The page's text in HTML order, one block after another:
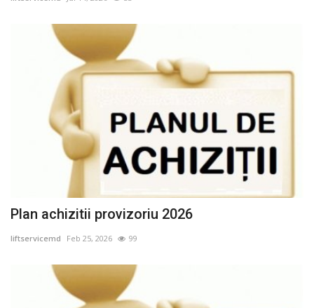
RAPOARTE
Legi, Decizii și Dispoziții
POSTURI VACANTE
ORGANIGRAMA
Plan achizitii provizoriu 2026
liftservicemd Feb 25, 2026 99